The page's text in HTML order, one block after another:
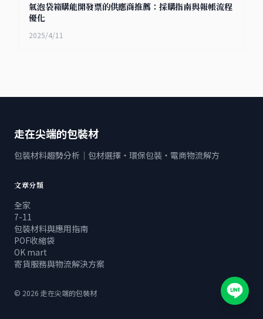
氣泡袋箱購能開發票的供應商推薦：採購指南與報帳流程
優化
2025/4/11
走在尖端的包裝材
包裝材料趨勢分析｜包材選擇・環保包裝・電商物流解方
文章分類
全家
7-11
包裝材料與應用指南
POF收縮袋
OK mart
寄貨服務與物流解決方案
© 2026 走在尖端的包裝材